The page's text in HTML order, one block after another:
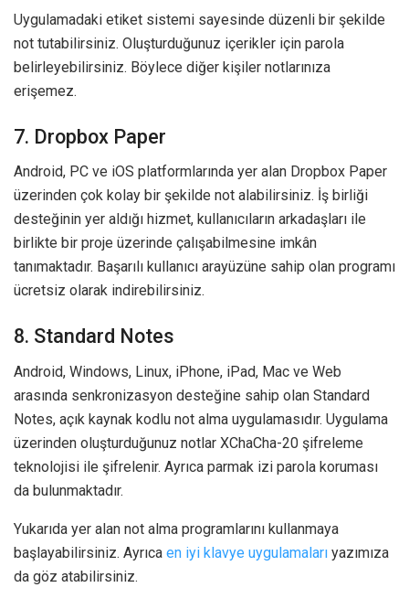
Uygulamadaki etiket sistemi sayesinde düzenli bir şekilde
not tutabilirsiniz. Oluşturduğunuz içerikler için parola
belirleyebilirsiniz. Böylece diğer kişiler notlarınıza
erişemez.
7. Dropbox Paper
Android, PC ve iOS platformlarında yer alan Dropbox Paper
üzerinden çok kolay bir şekilde not alabilirsiniz. İş birliği
desteğinin yer aldığı hizmet, kullanıcıların arkadaşları ile
birlikte bir proje üzerinde çalışabilmesine imkân
tanımaktadır. Başarılı kullanıcı arayüzüne sahip olan programı
ücretsiz olarak indirebilirsiniz.
8. Standard Notes
Android, Windows, Linux, iPhone, iPad, Mac ve Web
arasında senkronizasyon desteğine sahip olan Standard
Notes, açık kaynak kodlu not alma uygulamasıdır. Uygulama
üzerinden oluşturduğunuz notlar XChaCha-20 şifreleme
teknolojisi ile şifrelenir. Ayrıca parmak izi parola koruması
da bulunmaktadır.
Yukarıda yer alan not alma programlarını kullanmaya
başlayabilirsiniz. Ayrıca en iyi klavye uygulamaları yazımıza
da göz atabilirsiniz.